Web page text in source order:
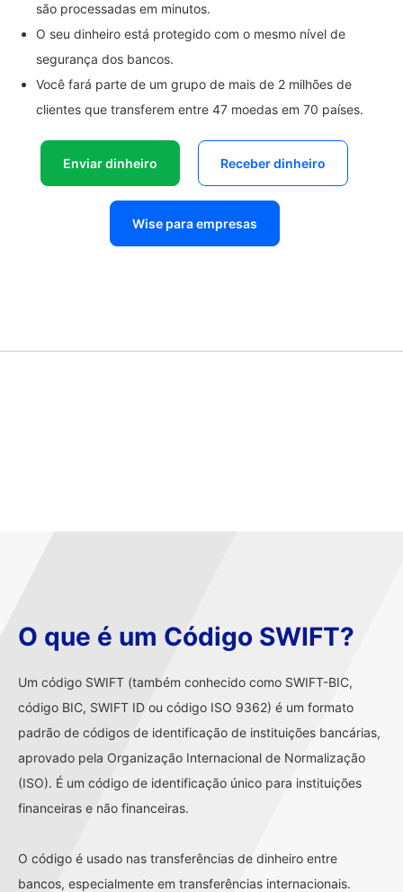
são processadas em minutos.
O seu dinheiro está protegido com o mesmo nível de
segurança dos bancos.
Você fará parte de um grupo de mais de 2 milhões de
clientes que transferem entre 47 moedas em 70 países.
Enviar dinheiro Receber dinheiro
Wise para empresas
O que é um Código SWIFT?
Um código SWIFT (também conhecido como SWIFT-BIC,
código BIC, SWIFT ID ou código ISO 9362) é um formato
padrão de códigos de identificação de instituições bancárias,
aprovado pela Organização Internacional de Normalização
(ISO). É um código de identificação único para instituições
financeiras e não financeiras.
O código é usado nas transferências de dinheiro entre
bancos, especialmente em transferências internacionais.